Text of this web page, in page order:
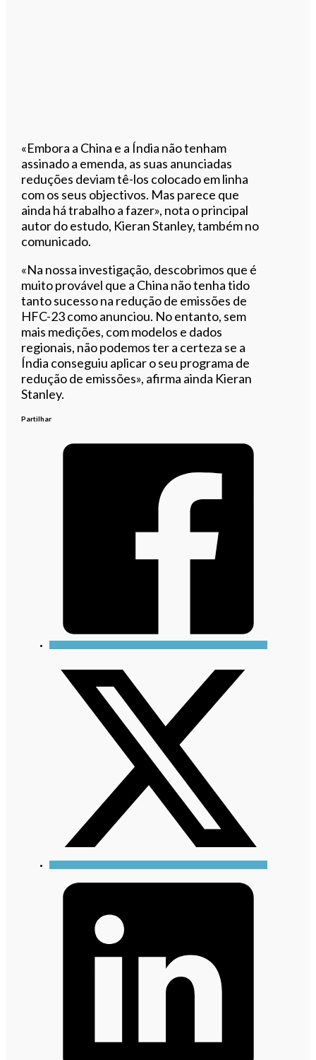
«Embora a China e a Índia não tenham
assinado a emenda, as suas anunciadas
reduções deviam tê-los colocado em linha
com os seus objectivos. Mas parece que
ainda há trabalho a fazer», nota o principal
autor do estudo, Kieran Stanley, também no
comunicado.
«Na nossa investigação, descobrimos que é
muito provável que a China não tenha tido
tanto sucesso na redução de emissões de
HFC-23 como anunciou. No entanto, sem
mais medições, com modelos e dados
regionais, não podemos ter a certeza se a
Índia conseguiu aplicar o seu programa de
redução de emissões», afirma ainda Kieran
Stanley.
Partilhar